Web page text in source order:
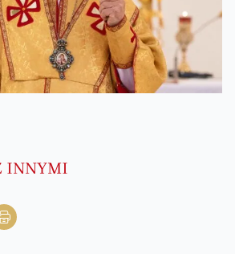
INNYMI